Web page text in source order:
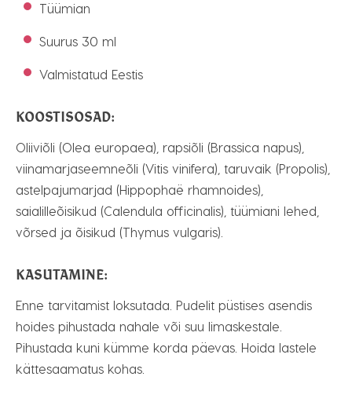
Tüümian
Suurus 30 ml
Valmistatud Eestis
KOOSTISOSAD:
Oliiviõli (Olea europaea), rapsiõli (Brassica napus),
viinamarjaseemneõli (Vitis vinifera), taruvaik (Propolis),
astelpajumarjad (Hippophaë rhamnoides),
saialilleõisikud (Calendula officinalis), tüümiani lehed,
võrsed ja õisikud (Thymus vulgaris).
KASUTAMINE:
Enne tarvitamist loksutada. Pudelit püstises asendis
hoides pihustada nahale või suu limaskestale.
Pihustada kuni kümme korda päevas. Hoida lastele
kättesaamatus kohas.